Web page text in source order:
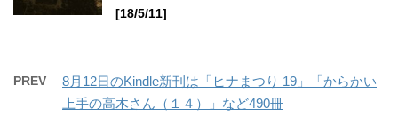
[18/5/11]
PREV
8月12日のKindle新刊は「ヒナまつり 19」「からかい
上手の高木さん（１４）」など490冊